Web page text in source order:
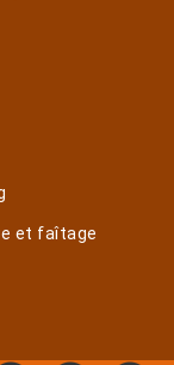
et faîtage